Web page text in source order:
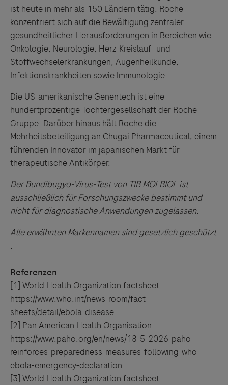
ist heute in mehr als 150 Ländern tätig. Roche
konzentriert sich auf die Bewältigung zentraler
gesundheitlicher Herausforderungen in Bereichen wie
Onkologie, Neurologie, Herz-Kreislauf- und
Stoffwechselerkrankungen, Augenheilkunde,
Infektionskrankheiten sowie Immunologie.
Die US-amerikanische Genentech ist eine
hundertprozentige Tochtergesellschaft der Roche-
Gruppe. Darüber hinaus hält Roche die
Mehrheitsbeteiligung an Chugai Pharmaceutical, einem
führenden Innovator im japanischen Markt für
therapeutische Antikörper.
Der Bundibugyo-Virus-Test von TIB MOLBIOL ist
ausschließlich für Forschungszwecke bestimmt und
nicht für diagnostische Anwendungen zugelassen.
Alle erwähnten Markennamen sind gesetzlich geschützt
.
Referenzen
[1] World Health Organization factsheet:
https://www.who.int/news-room/fact-
sheets/detail/ebola-disease
[2] Pan American Health Organisation:
https://www.paho.org/en/news/18-5-2026-paho-
reinforces-preparedness-measures-following-who-
ebola-emergency-declaration
[3] World Health Organization factsheet: